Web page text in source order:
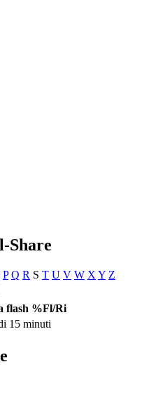
Share
P Q R S T U V W X Y Z
flash %Fl/Ri
15 minuti